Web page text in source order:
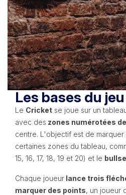
Les bases du
Le Cricket se joue sur un
avec des zones numérotées de
centre. L'objectif est de
certaines zones du tableau,
15, 16, 17, 18, 19 et 20) et le
Chaque joueur lance trois
marquer des points, un joueur